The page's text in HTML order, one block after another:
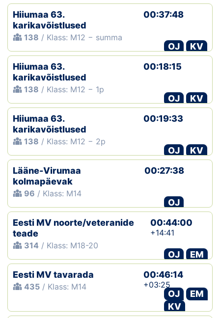
Hiiumaa 63.
karikavõistlused
138 / Klass: M12 − summa
00:37:48
OJ
KV
Hiiumaa 63.
karikavõistlused
138 / Klass: M12 − 1p
00:18:15
OJ
KV
Hiiumaa 63.
karikavõistlused
138 / Klass: M12 − 2p
00:19:33
OJ
KV
Lääne-Virumaa
kolmapäevak
96 / Klass: M14
00:27:38
OJ
Eesti MV noorte/veteranide
teade
314 / Klass: M18-20
00:44:00
+14:41
OJ
EM
Eesti MV tavarada
435 / Klass: M14
00:46:14
+03:25
OJ
EM
KV